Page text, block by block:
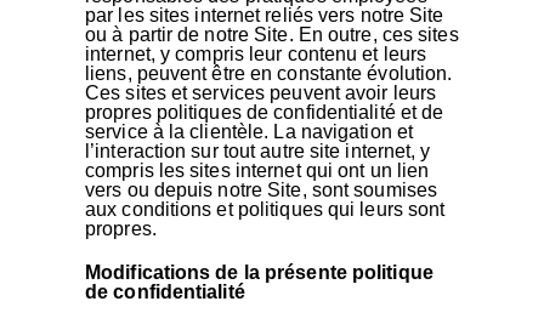
par les sites internet reliés vers notre Site
ou à partir de notre Site. En outre, ces sites
internet, y compris leur contenu et leurs
liens, peuvent être en constante évolution.
Ces sites et services peuvent avoir leurs
propres politiques de confidentialité et de
service à la clientèle. La navigation et
l’interaction sur tout autre site internet, y
compris les sites internet qui ont un lien
vers ou depuis notre Site, sont soumises
aux conditions et politiques qui leurs sont
propres.
Modifications de la présente politique
de confidentialité